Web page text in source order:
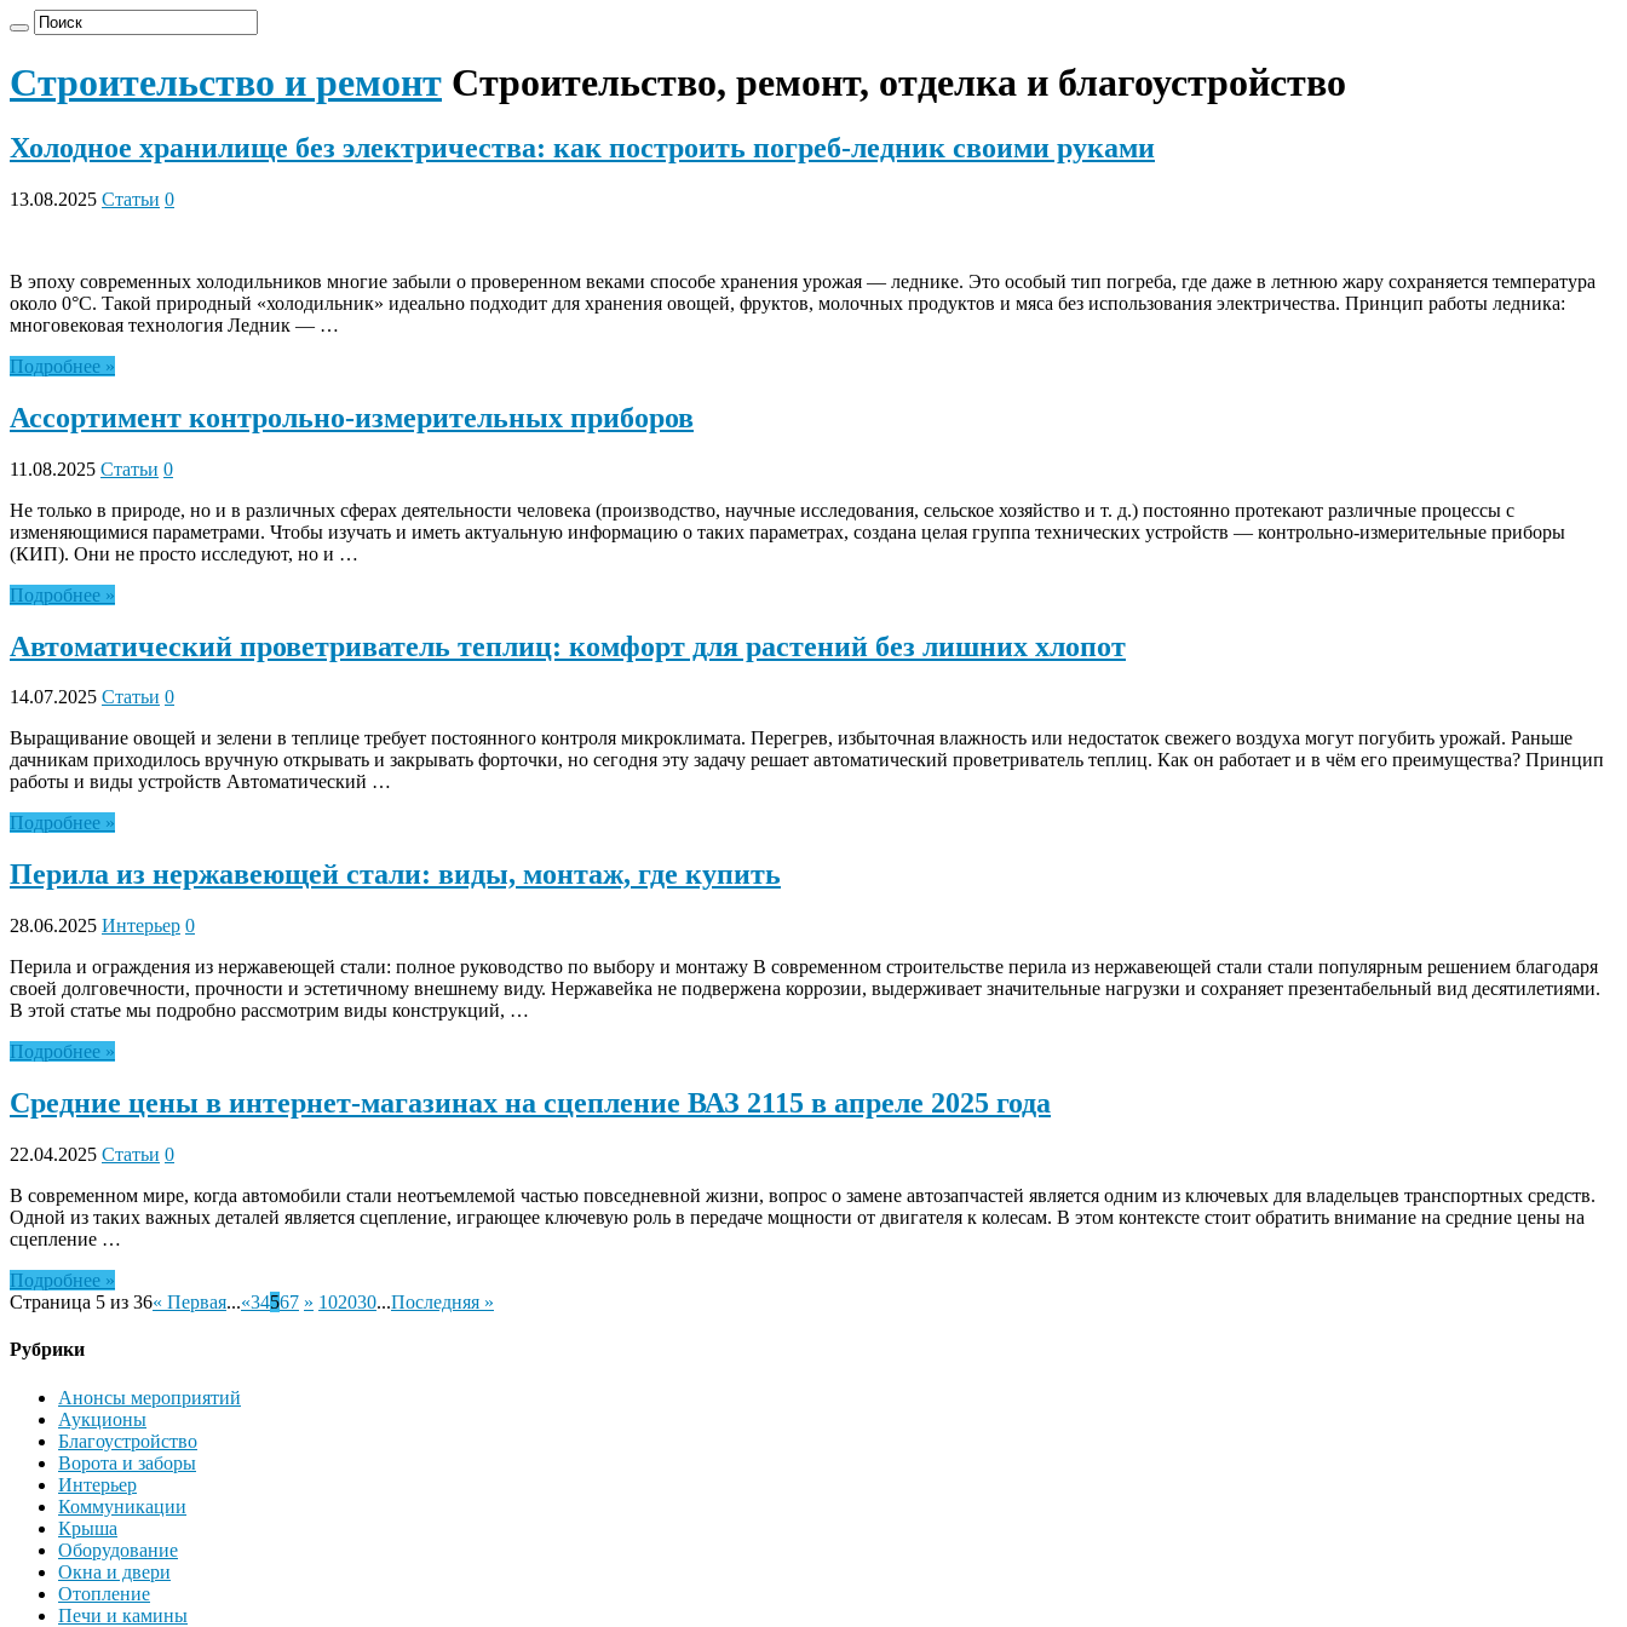
Строительство и ремонт Строительство, ремонт, отделка и благоустройство
Холодное хранилище без электричества: как построить погреб-ледник своими руками
13.08.2025 Статьи 0
В эпоху современных холодильников многие забыли о проверенном веками способе хранения урожая — леднике. Это особый тип погреба, где даже в летнюю жару сохраняется температура
около 0°C. Такой природный «холодильник» идеально подходит для хранения овощей, фруктов, молочных продуктов и мяса без использования электричества. Принцип работы ледника:
многовековая технология Ледник — …
Подробнее »
Ассортимент контрольно-измерительных приборов
11.08.2025 Статьи 0
Не только в природе, но и в различных сферах деятельности человека (производство, научные исследования, сельское хозяйство и т. д.) постоянно протекают различные процессы с
изменяющимися параметрами. Чтобы изучать и иметь актуальную информацию о таких параметрах, создана целая группа технических устройств — контрольно-измерительные приборы
(КИП). Они не просто исследуют, но и …
Подробнее »
Автоматический проветриватель теплиц: комфорт для растений без лишних хлопот
14.07.2025 Статьи 0
Выращивание овощей и зелени в теплице требует постоянного контроля микроклимата. Перегрев, избыточная влажность или недостаток свежего воздуха могут погубить урожай. Раньше
дачникам приходилось вручную открывать и закрывать форточки, но сегодня эту задачу решает автоматический проветриватель теплиц. Как он работает и в чём его преимущества? Принцип
работы и виды устройств Автоматический …
Подробнее »
Перила из нержавеющей стали: виды, монтаж, где купить
28.06.2025 Интерьер 0
Перила и ограждения из нержавеющей стали: полное руководство по выбору и монтажу В современном строительстве перила из нержавеющей стали стали популярным решением благодаря
своей долговечности, прочности и эстетичному внешнему виду. Нержавейка не подвержена коррозии, выдерживает значительные нагрузки и сохраняет презентабельный вид десятилетиями.
В этой статье мы подробно рассмотрим виды конструкций, …
Подробнее »
Средние цены в интернет-магазинах на сцепление ВАЗ 2115 в апреле 2025 года
22.04.2025 Статьи 0
В современном мире, когда автомобили стали неотъемлемой частью повседневной жизни, вопрос о замене автозапчастей является одним из ключевых для владельцев транспортных средств.
Одной из таких важных деталей является сцепление, играющее ключевую роль в передаче мощности от двигателя к колесам. В этом контексте стоит обратить внимание на средние цены на
сцепление …
Подробнее »
Страница 5 из 36« Первая...«34567 » 102030...Последняя »
Рубрики
Анонсы мероприятий
Аукционы
Благоустройство
Ворота и заборы
Интерьер
Коммуникации
Крыша
Оборудование
Окна и двери
Отопление
Печи и камины